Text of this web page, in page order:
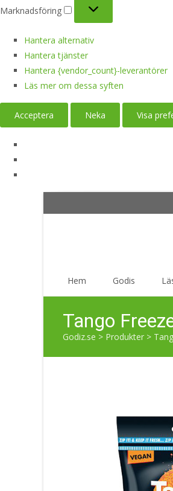
Marknadsföring
Marknadsföring
Hantera alternativ
Hantera tjänster
Hantera {vendor_count}-leverantörer
Läs mer om dessa syften
Acceptera Neka Visa
Hem Godis
Tango
Godiz.se > Produkter >